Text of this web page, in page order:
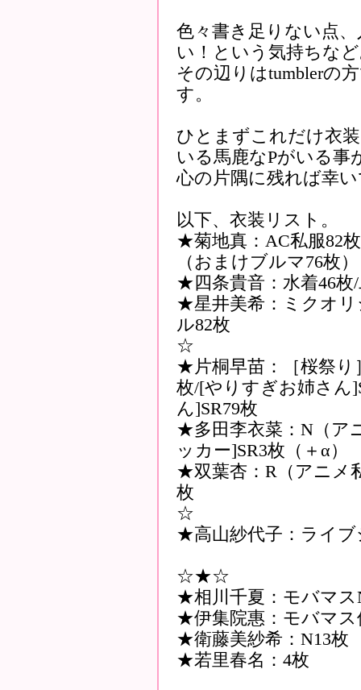
色々書き足りない点
い！という気持ちな
その辺りはtumblerの
す。
ひとまずこれだけ衣
いる馬鹿なPがいる事
心の片隅に残れば幸
以下、衣装リスト。
★菊地真：AC私服82
（おまけブルマ76枚）
★四条貴音：水着46枚
★星井美希：ミクオ
ル82枚
☆
★片桐早苗：［桜祭り
枚/[やりすぎお姉さん
ん]SR79枚
★多田李衣菜：N（ア
ッカー]SR3枚（＋α）
★双葉杏：R（アニメ
枚
☆
★高山紗代子：ライブ
☆★☆
★相川千夏：モバマス
★伊集院惠：モバマス
★衛藤美紗希：N13枚
★若里春名：4枚